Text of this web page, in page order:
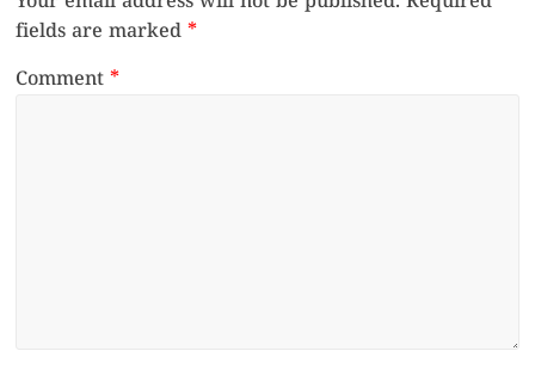
fields are marked*
Comment*